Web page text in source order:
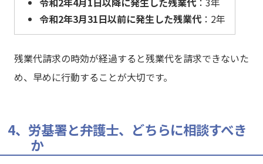
令和2年3月31日以前に発生した残業代：2年
残業代請求の時効が経過すると残業代を請求できないた
め、早めに行動することが大切です。
4、労基署と弁護士、どちらに相談すべき
か